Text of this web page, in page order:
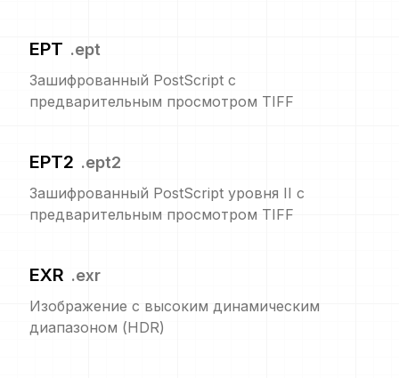
EPT .ept
Зашифрованный PostScript с
предварительным просмотром TIFF
EPT2 .ept2
Зашифрованный PostScript уровня II с
предварительным просмотром TIFF
EXR .exr
Изображение с высоким динамическим
диапазоном (HDR)